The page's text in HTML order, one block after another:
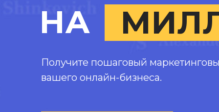
НА
Получите пошаговый
вашего онлайн-бизнеса.